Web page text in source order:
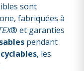
sont
fabriquées à
® et garanties
pendant
, les